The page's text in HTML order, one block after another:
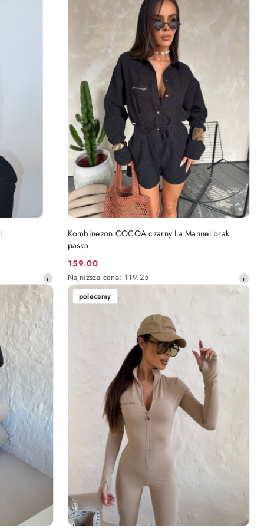
Kombinezon COCOA czarny La Manuel brak
paska
Cena
promocyjna:
159.00
Najniższa
cena
Najniższa cena: 119.25
PRODUKT NIEDOSTĘPNY
polecamy